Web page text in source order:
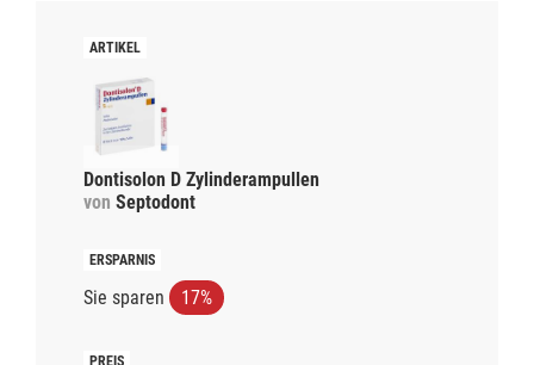
Dontisolon D Zylinderampullen
von Septodont
Sie sparen 17%